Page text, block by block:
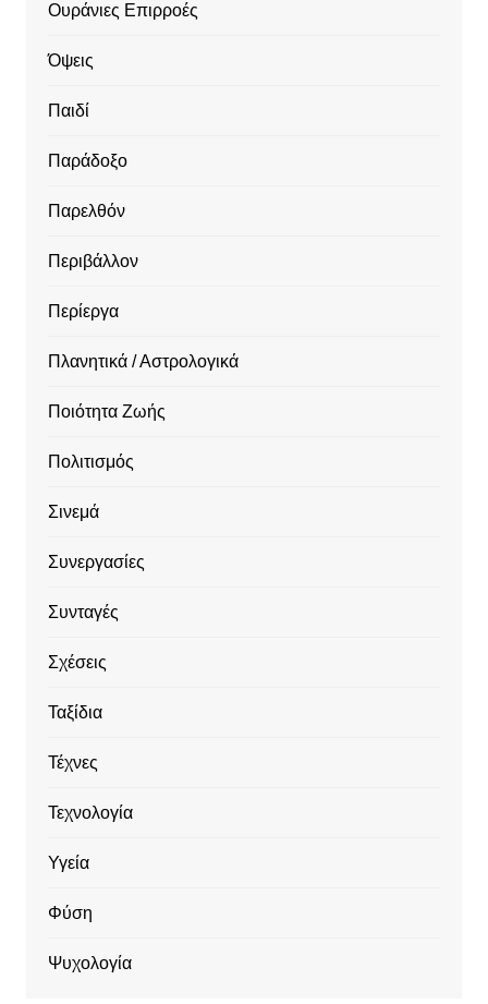
Ουράνιες Επιρροές
Όψεις
Παιδί
Παράδοξο
Παρελθόν
Περιβάλλον
Περίεργα
Πλανητικά / Αστρολογικά
Ποιότητα Ζωής
Πολιτισμός
Σινεμά
Συνεργασίες
Συνταγές
Σχέσεις
Ταξίδια
Τέχνες
Τεχνολογία
Υγεία
Φύση
Ψυχολογία